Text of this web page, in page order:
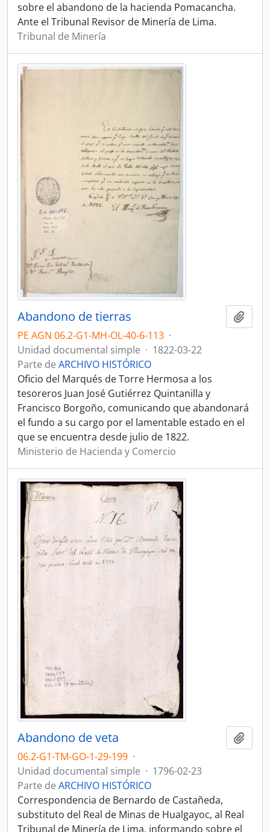
sobre el abandono de la hacienda Pomacancha.
Ante el Tribunal Revisor de Minería de Lima.
Tribunal de Minería
Abandono de tierras
PE AGN 06.2-G1-MH-OL-40-6-113 ·
Unidad documental simple · 1822-03-22
Parte de ARCHIVO HISTÓRICO
Oficio del Marqués de Torre Hermosa a los
tesoreros Juan José Gutiérrez Quintanilla y
Francisco Borgoño, comunicando que abandonará
el fundo a su cargo por el lamentable estado en el
que se encuentra desde julio de 1822.
Ministerio de Hacienda y Comercio
Abandono de veta
06.2-G1-TM-GO-1-29-199 ·
Unidad documental simple · 1796-02-23
Parte de ARCHIVO HISTÓRICO
Correspondencia de Bernardo de Castañeda,
substituto del Real de Minas de Hualgayoc, al Real
Tribunal de Minería de Lima, informando sobre el